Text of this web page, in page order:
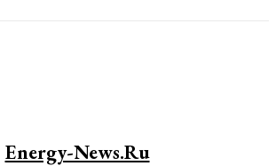
Energy-News.ru